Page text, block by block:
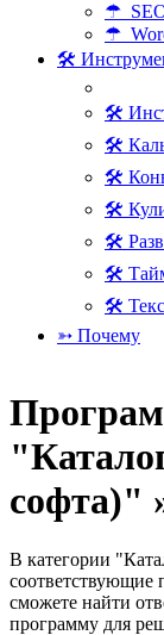
☂
☂
🛠
🛠
🛠
🛠
🛠
🛠
🛠
🛠
➳ Почему
софта)"
В категории
соответствующие
сможете найти
программу для